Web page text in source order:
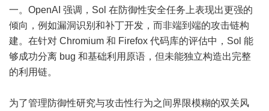
一。OpenAI 强调，Sol 在防御性安全任务上表现出更强的
倾向，例如漏洞识别和补丁开发，而非端到端的攻击链构
建。在针对 Chromium 和 Firefox 代码库的评估中，Sol 能
够成功分离 bug 和基础利用原语，但未能独立构造出完整
的利用链。
为了管理防御性研究与攻击性行为之间界限模糊的双关风